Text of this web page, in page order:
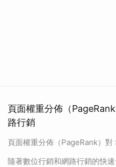
頁面權重分佈（
路行銷
頁面權重分佈（PageRank）
隨著數位行銷和網路行銷的快